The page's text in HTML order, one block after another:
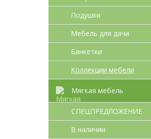
Подушки
Мебель для дачи
Банкетки
Коллекции мебели
Мягкая мебель
СПЕЦПРЕДЛОЖЕНИЕ
В наличии